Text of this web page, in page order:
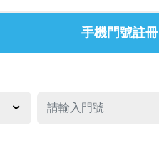
手機門號註冊